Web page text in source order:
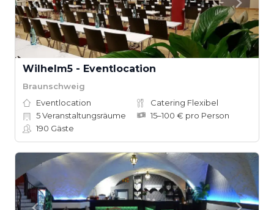
Wilhelm5 - Eventlocation
Braunschweig
Eventlocation
Catering Flexibel
5Veranstaltungsräume
15–100 € pro Person
190 Gäste